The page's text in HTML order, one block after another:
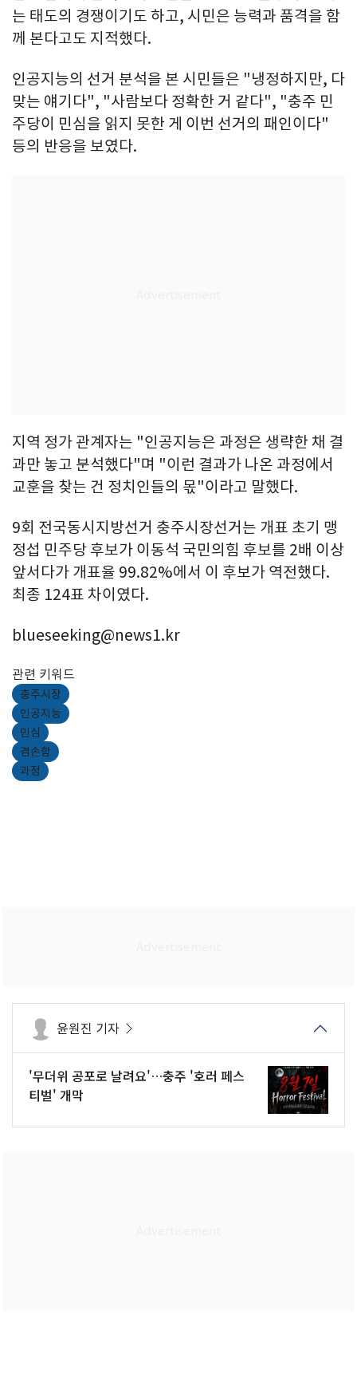
는 태도의 경쟁이기도 하고, 시민은 능력과 품격을 함
께 본다고도 지적했다.
인공지능의 선거 분석을 본 시민들은 "냉정하지만, 다
맞는 얘기다", "사람보다 정확한 거 같다", "충주 민
주당이 민심을 읽지 못한 게 이번 선거의 패인이다"
등의 반응을 보였다.
지역 정가 관계자는 "인공지능은 과정은 생략한 채 결
과만 놓고 분석했다"며 "이런 결과가 나온 과정에서
교훈을 찾는 건 정치인들의 몫"이라고 말했다.
9회 전국동시지방선거 충주시장선거는 개표 초기 맹
정섭 민주당 후보가 이동석 국민의힘 후보를 2배 이상
앞서다가 개표율 99.82%에서 이 후보가 역전했다.
최종 124표 차이였다.
blueseeking@news1.kr
관련 키워드
충주시장
인공지능
민심
겸손함
과정
윤원진 기자
'무더위 공포로 날려요'…충주 '호러 페스
티벌' 개막